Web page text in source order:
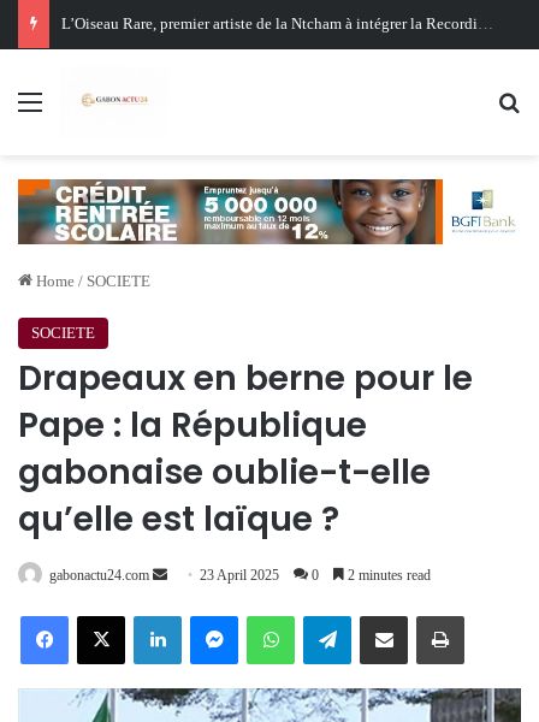
Oligui Nguema au Ghana : Libreville mise sur Accra pour renforcer sa stratégie diplomatique et économique
Menu
Home / SOCIETE
SOCIETE
Drapeaux en berne pour le
Pape : la République
gabonaise oublie-t-elle
qu’elle est laïque ?
gabonactu24.com
Send 23 April 2025 0 2 minutes read
FacebookX LinkedInMessengerWhatsAppTelegramShare via Email Print